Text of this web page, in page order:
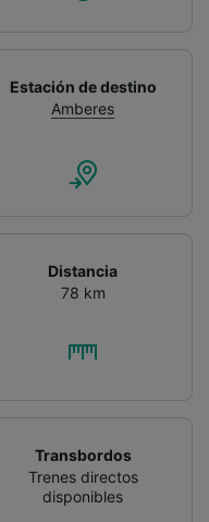
Estación de destino
Amberes
Distancia
78 km
Transbordos
Trenes directos
disponibles